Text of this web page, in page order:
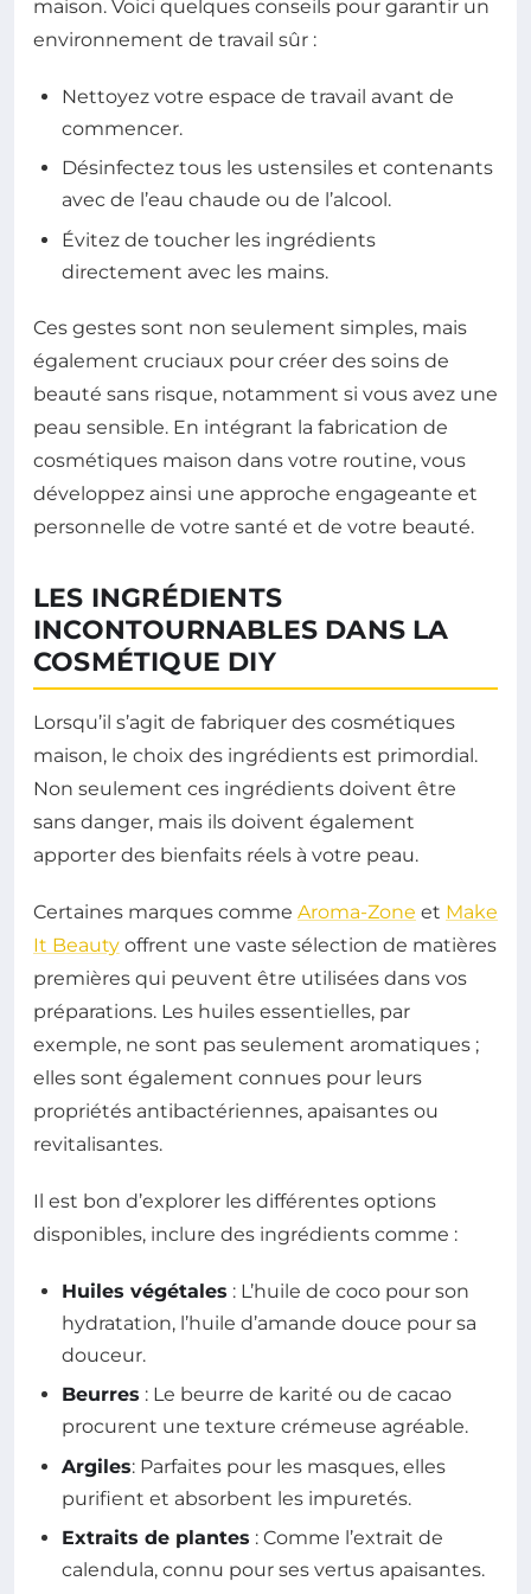
maison. Voici quelques conseils pour garantir un
environnement de travail sûr :
Nettoyez votre espace de travail avant de
commencer.
Désinfectez tous les ustensiles et contenants
avec de l’eau chaude ou de l’alcool.
Évitez de toucher les ingrédients
directement avec les mains.
Ces gestes sont non seulement simples, mais
également cruciaux pour créer des soins de
beauté sans risque, notamment si vous avez une
peau sensible. En intégrant la fabrication de
cosmétiques maison dans votre routine, vous
développez ainsi une approche engageante et
personnelle de votre santé et de votre beauté.
LES INGRÉDIENTS
INCONTOURNABLES DANS LA
COSMÉTIQUE DIY
Lorsqu’il s’agit de fabriquer des cosmétiques
maison, le choix des ingrédients est primordial.
Non seulement ces ingrédients doivent être
sans danger, mais ils doivent également
apporter des bienfaits réels à votre peau.
Certaines marques comme Aroma-Zone et Make
It Beauty offrent une vaste sélection de matières
premières qui peuvent être utilisées dans vos
préparations. Les huiles essentielles, par
exemple, ne sont pas seulement aromatiques ;
elles sont également connues pour leurs
propriétés antibactériennes, apaisantes ou
revitalisantes.
Il est bon d’explorer les différentes options
disponibles, inclure des ingrédients comme :
Huiles végétales : L’huile de coco pour son
hydratation, l’huile d’amande douce pour sa
douceur.
Beurres : Le beurre de karité ou de cacao
procurent une texture crémeuse agréable.
Argiles: Parfaites pour les masques, elles
purifient et absorbent les impuretés.
Extraits de plantes : Comme l’extrait de
calendula, connu pour ses vertus apaisantes.